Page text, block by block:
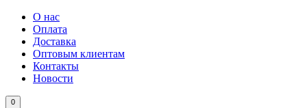
О нас
Оплата
Доставка
Оптовым клиентам
Контакты
Новости
0